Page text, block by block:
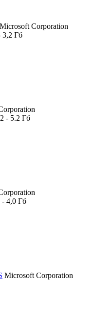
Microsoft Corporation
3,2 Гб
- 5.2 Гб
- 4,0 Гб
Microsoft Corporation